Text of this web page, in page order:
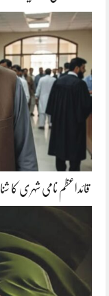
قائداعظم نامی شہری کا